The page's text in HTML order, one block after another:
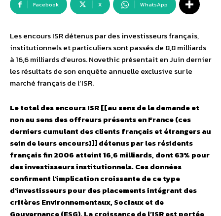
Facebook X WhatsApp
Les encours ISR détenus par des investisseurs français,
institutionnels et particuliers sont passés de 8,8 milliards
à 16,6 milliards d’euros. Novethic présentait en Juin dernier
les résultats de son enquête annuelle exclusive sur le
marché français de l’ISR.
Le total des encours ISR [[au sens de la demande et
non au sens des offreurs présents en France (ces
derniers cumulant des clients français et étrangers au
sein de leurs encours)]] détenus par les résidents
français fin 2006 atteint 16,6 milliards, dont 63% pour
des investisseurs institutionnels. Ces données
confirment l’implication croissante de ce type
d’investisseurs pour des placements intégrant des
critères Environnementaux, Sociaux et de